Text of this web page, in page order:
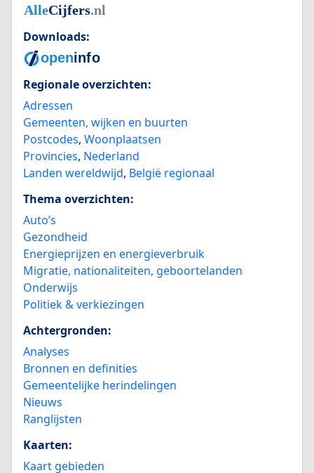
Downloads:
Regionale overzichten:
Adressen
Gemeenten, wijken en buurten
Postcodes, Woonplaatsen
Provincies, Nederland
Landen wereldwijd, België regionaal
Thema overzichten:
Auto’s
Gezondheid
Energieprijzen en energieverbruik
Migratie, nationaliteiten, geboortelanden
Onderwijs
Politiek & verkiezingen
Achtergronden:
Analyses
Bronnen en definities
Gemeentelijke herindelingen
Nieuws
Ranglijsten
Kaarten:
Kaart gebieden